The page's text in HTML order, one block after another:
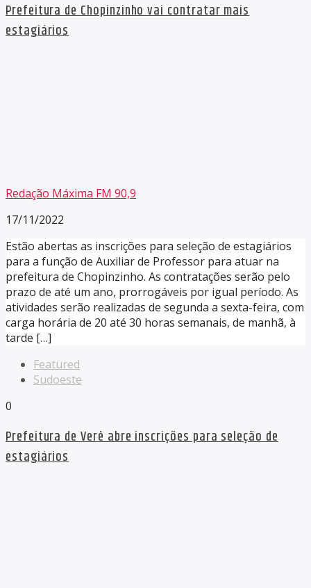
Prefeitura de Chopinzinho vai contratar mais
estagiários
Redação Máxima FM 90,9
17/11/2022
Estão abertas as inscrições para seleção de estagiários
para a função de Auxiliar de Professor para atuar na
prefeitura de Chopinzinho. As contratações serão pelo
prazo de até um ano, prorrogáveis por igual período. As
atividades serão realizadas de segunda a sexta-feira, com
carga horária de 20 até 30 horas semanais, de manhã, à
tarde […]
Featured
Sudoeste
0
Prefeitura de Verê abre inscrições para seleção de
estagiários